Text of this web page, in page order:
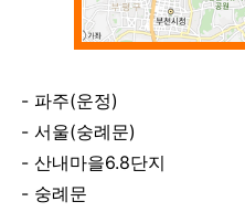
파주(운정)
서울(숭례문)
산내마을6.8단지
숭례문